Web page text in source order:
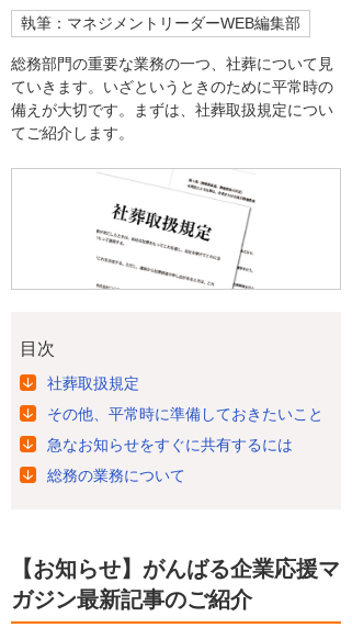
執筆：マネジメントリーダーWEB編集部
総務部門の重要な業務の一つ、社葬について見
ていきます。いざというときのために平常時の
備えが大切です。まずは、社葬取扱規定につい
てご紹介します。
目次
社葬取扱規定
その他、平常時に準備しておきたいこと
急なお知らせをすぐに共有するには
総務の業務について
【お知らせ】がんばる企業応援マ
ガジン最新記事のご紹介